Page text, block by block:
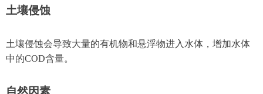
土壤侵蚀
土壤侵蚀会导致大量的有机物和悬浮物进入水体，增加水体
中的COD含量。
自然因素